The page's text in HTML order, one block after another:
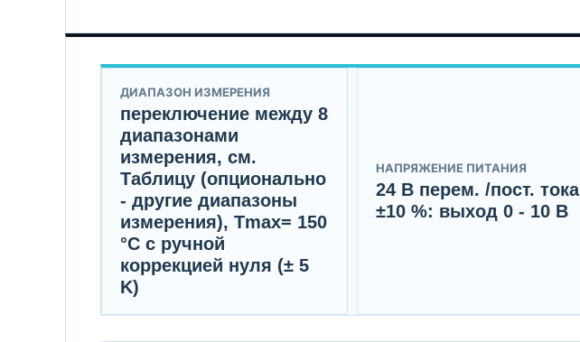
ДИАПАЗОН ИЗМЕРЕНИЯ
переключение между 8
диапазонами
измерения, см.
Таблицу (опционально
- другие диапазоны
измерения), Tmax= 150
°C с ручной
коррекцией нуля (± 5
K)
НАПРЯЖЕНИЕ ПИТАНИЯ
24 В перем. /пост. тока
±10 %: выход 0 - 10 В